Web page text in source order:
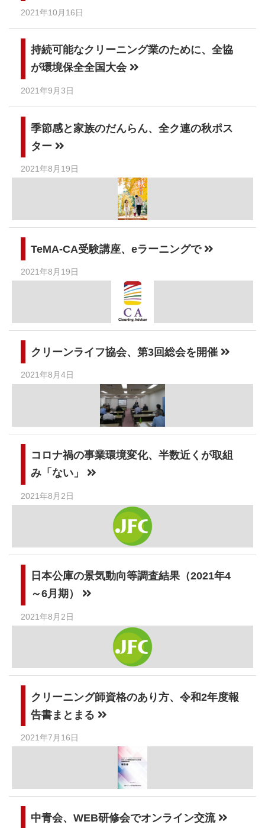
2021年10月16日
持続可能なクリーニング業のために、全協
が環境保全全国大会
2021年9月3日
季節感と家族のだんらん、全ク連の秋ポス
ター
2021年8月19日
TeMA-CA受験講座、eラーニングで
2021年8月19日
クリーンライフ協会、第3回総会を開催
2021年8月4日
コロナ禍の事業環境変化、半数近くが取組
み「ない」
2021年8月2日
日本公庫の景気動向等調査結果（2021年4
～6月期）
2021年8月2日
クリーニング師資格のあり方、令和2年度報
告書まとまる
2021年7月16日
中青会、WEB研修会でオンライン交流